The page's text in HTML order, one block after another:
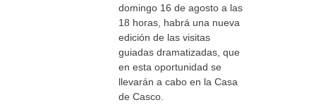
domingo 16 de agosto a las
18 horas, habrá una nueva
edición de las visitas
guiadas dramatizadas, que
en esta oportunidad se
llevarán a cabo en la Casa
de Casco.